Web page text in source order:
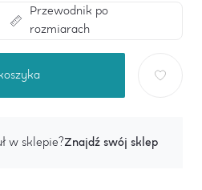
Przewodnik po
rozmiarach
w sklepie?Znajdź swój sklep